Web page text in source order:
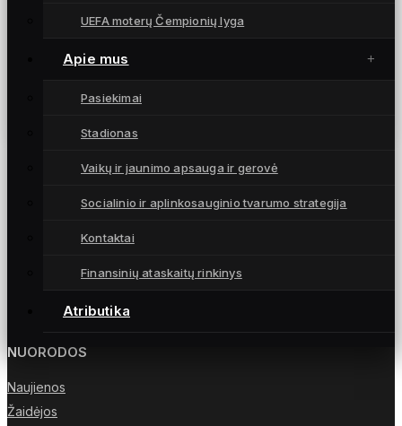
UEFA moterų Čempionių lyga
Apie mus
Pasiekimai
Stadionas
Vaikų ir jaunimo apsauga ir gerovė
Socialinio ir aplinkosauginio tvarumo strategija
Kontaktai
Finansinių ataskaitų rinkinys
Atributika
Istorinį debiutą UEFA Europos lygoje
didžius įvykius ir rungtynes, kurių laukiame
Lietuvos čempionės iš Šiaulių, atstovaujančios
NUORODOS
Naujienos
Žaidėjos